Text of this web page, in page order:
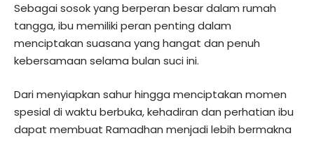
Sebagai sosok yang berperan besar dalam rumah
tangga, ibu memiliki peran penting dalam
menciptakan suasana yang hangat dan penuh
kebersamaan selama bulan suci ini.
Dari menyiapkan sahur hingga menciptakan momen
spesial di waktu berbuka, kehadiran dan perhatian ibu
dapat membuat Ramadhan menjadi lebih bermakna